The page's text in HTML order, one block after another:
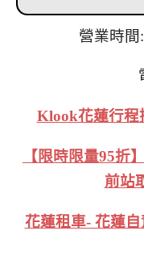
營業時間
Klook花蓮行程
【限時限量95折
前站
花蓮租車- 花蓮